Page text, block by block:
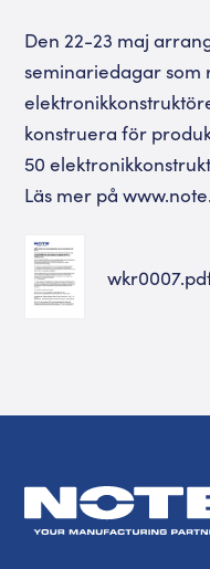
Den 22-23 maj
seminariedagar som
konstruera för
50
Läs mer på